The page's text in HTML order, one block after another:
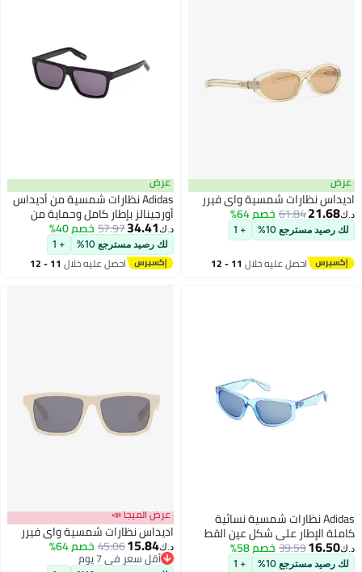
عرض
اديداس نظارات شمسية واي فيرر
د.ك‏21.68
61.84خصم 64%
لك رصيد مسترجع 10% + 1
احصل عليه خلال 11 - 12
اغسطس
عرض
Adidas نظارات شمسية من أديداس
أورجينالز بإطار كامل وحماية من
الأشعة فوق البنفسجية من
الأسيتات OR014701A56
د.ك‏34.41
57.97خصم 40%
لك رصيد مسترجع 10% + 1
احصل عليه خلال 11 - 12
اغسطس
Adidas نظارات شمسية نسائية
كاملة الإطار على شكل عين القط
Or010790X55
د.ك‏16.50
39.59خصم 58%
لك رصيد مسترجع 10% + 1
عرض الميجا 📣
اديداس نظارات شمسية واي فيرر
د.ك‏15.84
45.06خصم 64%
أقل سعر في 7 يوم